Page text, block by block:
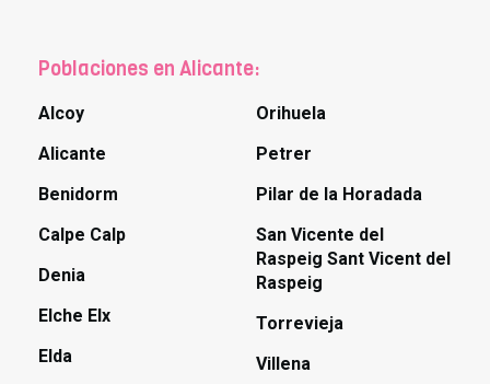
Poblaciones en Alicante:
Alcoy
Alicante
Benidorm
Calpe Calp
Denia
Elche Elx
Elda
Orihuela
Petrer
Pilar de la Horadada
San Vicente del
Raspeig Sant Vicent del
Raspeig
Torrevieja
Villena